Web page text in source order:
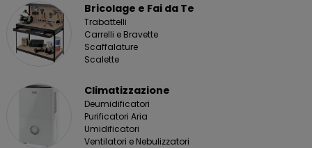
Bricolage e Fai da Te
Trabattelli
Carrelli e Bravette
Scaffalature
Scalette
Climatizzazione
Deumidificatori
Purificatori Aria
Umidificatori
Ventilatori e Nebulizzatori